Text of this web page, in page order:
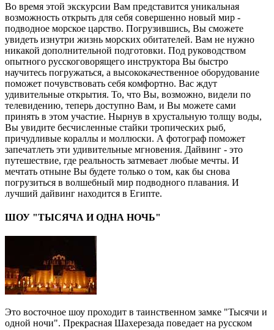
Во время этой экскурсии Вам представится уникальная
возможность открыть для себя совершенно новый мир -
подводное морское царство. Погрузившись, Вы сможете
увидеть изнутри жизнь морских обитателей. Вам не нужно
никакой дополнительной подготовки. Под руководством
опытного русскоговорящего инструктора Вы быстро
научитесь погружаться, а высококачественное оборудование
поможет почувствовать себя комфортно. Вас ждут
удивительные открытия. То, что Вы, возможно, видели по
телевидению, теперь доступно Вам, и Вы можете сами
принять в этом участие. Нырнув в хрустальную толщу воды,
Вы увидите бесчисленные стайки тропических рыб,
причудливые кораллы и моллюски. А фотограф поможет
запечатлеть эти удивительные мгновения. Дайвинг - это
путешествие, где реальность затмевает любые мечты. И
мечтать отныне Вы будете только о том, как бы снова
погрузиться в волшебный мир подводного плавания. И
лучший дайвинг находится в Египте.
ШОУ "ТЫСЯЧА И ОДНА НОЧЬ"
Это восточное шоу проходит в таинственном замке "Тысячи и
одной ночи". Прекрасная Шахерезада поведает на русском